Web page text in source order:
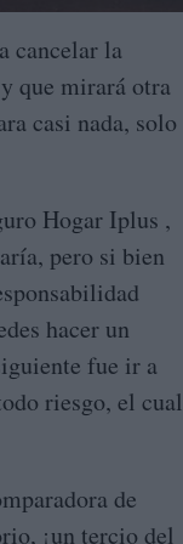
cancelar la
que mirará otra
casi nada, solo
Hogar Iplus ,
pero si bien
hacer un
fue ir a
riesgo, el cual
de
¡un tercio del